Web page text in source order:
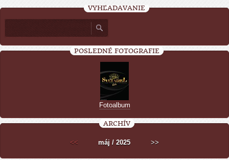
VYHĽADÁVANIE
POSLEDNÉ FOTOGRAFIE
Fotoalbum
ARCHÍV
<< máj / 2025 >>